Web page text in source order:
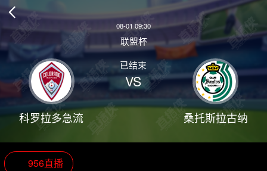

08-01 09:30
联盟杯
科罗拉多急流
已结束
VS
桑托斯拉古纳
956直播